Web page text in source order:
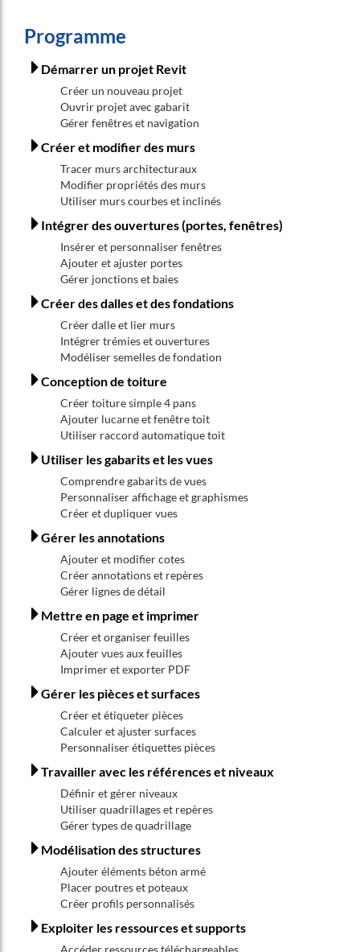
Programme
Démarrer un projet Revit
Créer un nouveau projet
Ouvrir projet avec gabarit
Gérer fenêtres et navigation
Créer et modifier des murs
Tracer murs architecturaux
Modifier propriétés des murs
Utiliser murs courbes et inclinés
Intégrer des ouvertures (portes, fenêtres)
Insérer et personnaliser fenêtres
Ajouter et ajuster portes
Gérer jonctions et baies
Créer des dalles et des fondations
Créer dalle et lier murs
Intégrer trémies et ouvertures
Modéliser semelles de fondation
Conception de toiture
Créer toiture simple 4 pans
Ajouter lucarne et fenêtre toit
Utiliser raccord automatique toit
Utiliser les gabarits et les vues
Comprendre gabarits de vues
Personnaliser affichage et graphismes
Créer et dupliquer vues
Gérer les annotations
Ajouter et modifier cotes
Créer annotations et repères
Gérer lignes de détail
Mettre en page et imprimer
Créer et organiser feuilles
Ajouter vues aux feuilles
Imprimer et exporter PDF
Gérer les pièces et surfaces
Créer et étiqueter pièces
Calculer et ajuster surfaces
Personnaliser étiquettes pièces
Travailler avec les références et niveaux
Définir et gérer niveaux
Utiliser quadrillages et repères
Gérer types de quadrillage
Modélisation des structures
Ajouter éléments béton armé
Placer poutres et poteaux
Créer profils personnalisés
Exploiter les ressources et supports
Accéder ressources téléchargeables